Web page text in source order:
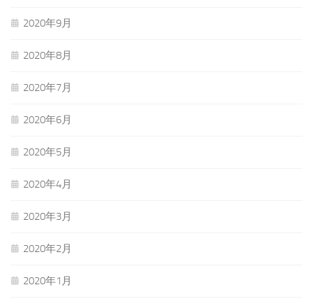
2020年9月
2020年8月
2020年7月
2020年6月
2020年5月
2020年4月
2020年3月
2020年2月
2020年1月